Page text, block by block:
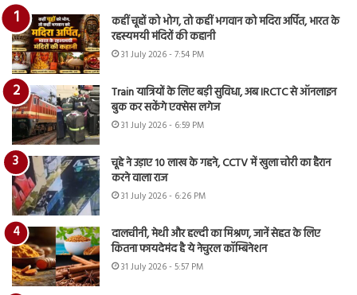
कहीं चूहों को भोग, तो कहीं भगवान को मदिरा अर्पित, भारत के
रहस्यमयी मंदिरों की कहानी
31 July 2026 - 7:54 PM
Train यात्रियों के लिए बड़ी सुविधा, अब IRCTC से ऑनलाइन
बुक कर सकेंगे एक्सेस लगेज
31 July 2026 - 6:59 PM
चूहे ने उड़ाए 10 लाख के गहने, CCTV में खुला चोरी का हैरान
करने वाला राज
31 July 2026 - 6:26 PM
दालचीनी, मेथी और हल्दी का मिश्रण, जानें सेहत के लिए
कितना फायदेमंद है ये नेचुरल कॉम्बिनेशन
31 July 2026 - 5:57 PM